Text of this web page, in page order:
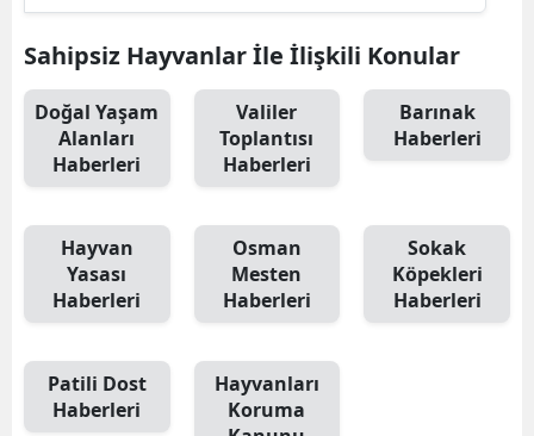
Sahipsiz Hayvanlar İle İlişkili Konular
Doğal Yaşam
Alanları
Haberleri
Valiler
Toplantısı
Haberleri
Barınak
Haberleri
Hayvan
Yasası
Haberleri
Osman
Mesten
Haberleri
Sokak
Köpekleri
Haberleri
Patili Dost
Haberleri
Hayvanları
Koruma